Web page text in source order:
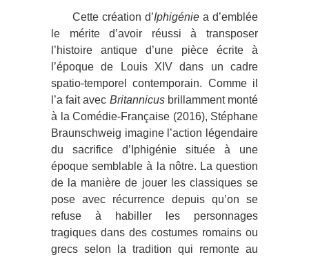
Cette création d’Iphigéniea d’emblée
le mérite d’avoir réussi à transposer
l’histoire antique d’une pièce écrite à
l’époque de Louis XIV dans un cadre
spatio-temporel contemporain. Comme il
l’a fait avec Britannicusbrillamment monté
à la Comédie-Française (2016), Stéphane
Braunschweig imagine l’action légendaire
du sacrifice d’Iphigénie située à une
époque semblable à la nôtre. La question
de la manière de jouer les classiques se
pose avec récurrence depuis qu’on se
refuse à habiller les personnages
tragiques dans des costumes romains ou
grecs selon la tradition qui remonte au